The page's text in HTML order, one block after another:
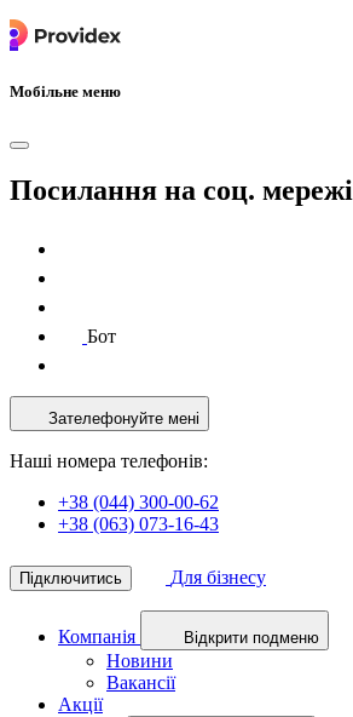
Мобільне меню
Посилання на соц. мережі
Бот
Зателефонуйте мені
Наші номера телефонів:
+38 (044) 300-00-62
+38 (063) 073-16-43
Підключитись Для бізнесу
Компанія Відкрити подменю
Новини
Вакансії
Акції